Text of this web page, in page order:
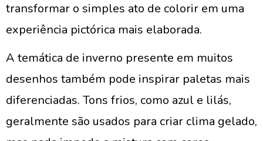
transformar o simples ato de colorir em uma
experiência pictórica mais elaborada.
A temática de inverno presente em muitos
desenhos também pode inspirar paletas mais
diferenciadas. Tons frios, como azul e lilás,
geralmente são usados para criar clima gelado,